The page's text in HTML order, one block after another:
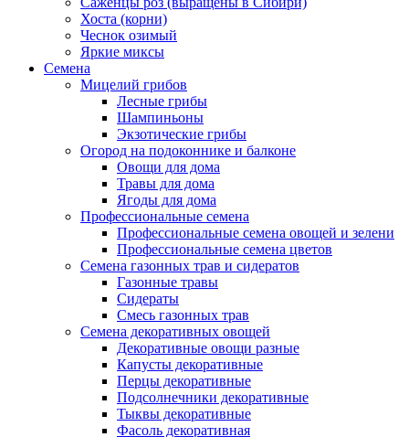
Хоста (корни)
Чеснок озимый
Яркие миксы
Семена
Мицелий грибов
Лесные грибы
Шампиньоны
Экзотические грибы
Огород на подоконнике и балконе
Овощи для дома
Травы для дома
Ягоды для дома
Профессиональные семена
Профессиональные семена овощей и зелени
Профессиональные семена цветов
Семена газонных трав и сидератов
Газонные травы
Сидераты
Смесь газонных трав
Семена декоративных овощей
Декоративные овощи разные
Капусты декоративные
Перцы декоративные
Подсолнечники декоративные
Тыквы декоративные
Фасоль декоративная